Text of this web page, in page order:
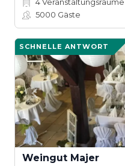
5000 Gäste
SCHNELLE ANTWORT
Weingut Majer